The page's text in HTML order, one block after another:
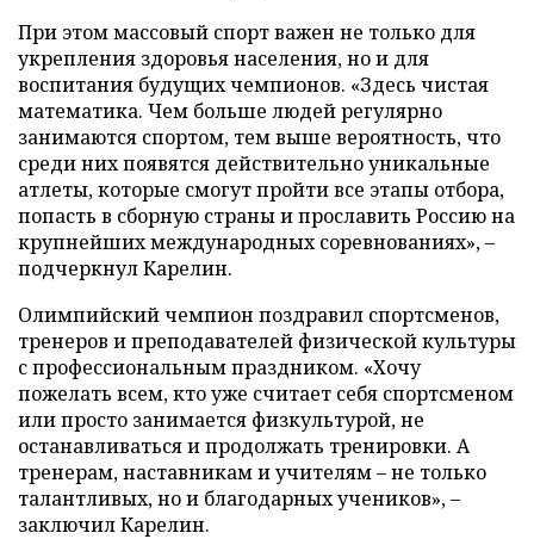
При этом массовый спорт важен не только для
укрепления здоровья населения, но и для
воспитания будущих чемпионов. «Здесь чистая
математика. Чем больше людей регулярно
занимаются спортом, тем выше вероятность, что
среди них появятся действительно уникальные
атлеты, которые смогут пройти все этапы отбора,
попасть в сборную страны и прославить Россию на
крупнейших международных соревнованиях», –
подчеркнул Карелин.
Олимпийский чемпион поздравил спортсменов,
тренеров и преподавателей физической культуры
с профессиональным праздником. «Хочу
пожелать всем, кто уже считает себя спортсменом
или просто занимается физкультурой, не
останавливаться и продолжать тренировки. А
тренерам, наставникам и учителям – не только
талантливых, но и благодарных учеников», –
заключил Карелин.